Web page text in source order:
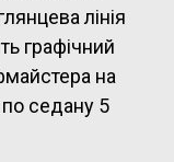
лінія
графічний
на
по седану 5